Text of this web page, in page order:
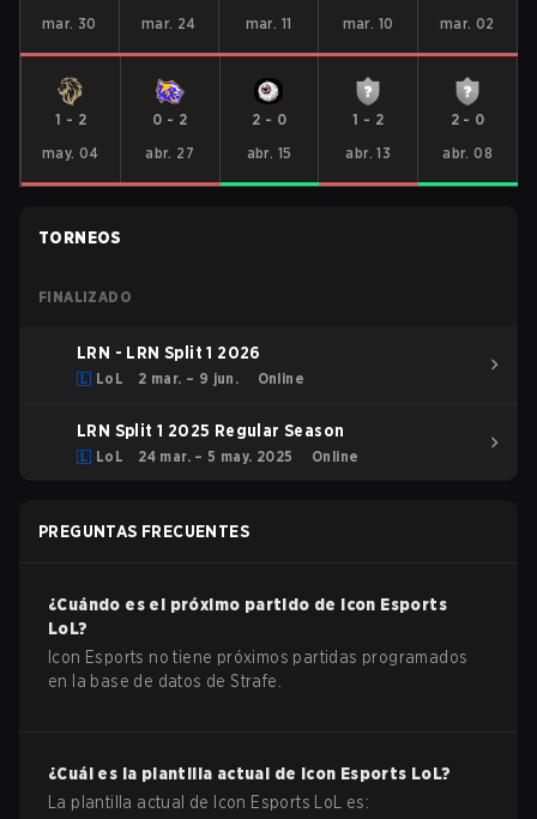
mar. 30
mar. 24
mar. 11
mar. 10
mar. 02
1 - 2
may. 04
0 - 2
abr. 27
2 - 0
abr. 15
1 - 2
abr. 13
2- 0
abr. 08
TORNEOS
FINALIZADO
LRN - LRN Split 1 2026
LoL 2 mar. – 9 jun. Online
LRN Split 1 2025 Regular Season
LoL 24 mar. – 5 may. 2025 Online
PREGUNTAS FRECUENTES
¿Cuándo es el próximo partido de Icon Esports
LoL?
Icon Esports no tiene próximos partidas programados
en la base de datos de Strafe.
¿Cuál es la plantilla actual de Icon Esports LoL?
La plantilla actual de
Icon Esports LoL es: